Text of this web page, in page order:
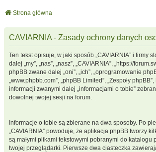
Strona główna
CAVIARNIA - Zasady ochrony danych
Ten tekst opisuje, w jaki sposób „CAVIARNIA” i firmy
dalej „my”, „nas”, „nasz”, „CAVIARNIA”, „https://
phpBB zwane dalej „oni”, „ich”, „oprogramowanie
„www.phpbb.com”, „phpBB Limited”, „Zespoły
informacji zwanymi dalej „informacjami o tobie”
dowolnej twojej sesji na forum.
Informacje o tobie są zbierane na dwa sposoby. Po
„CAVIARNIA” powoduje, że aplikacja phpBB tworzy
są małymi plikami tekstowymi pobranymi do katalogu
twojej przeglądarki. Pierwsze dwa ciasteczka